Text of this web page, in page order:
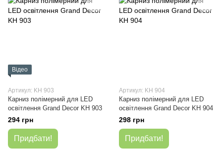
Відео
Артикул: KH 903
Карниз полімерний для LED
освітлення Grand Decor KH 903
294 грн
Придбати!
Артикул: KH 904
Карниз полімерний для LED
освітлення Grand Decor KH 904
298 грн
Придбати!